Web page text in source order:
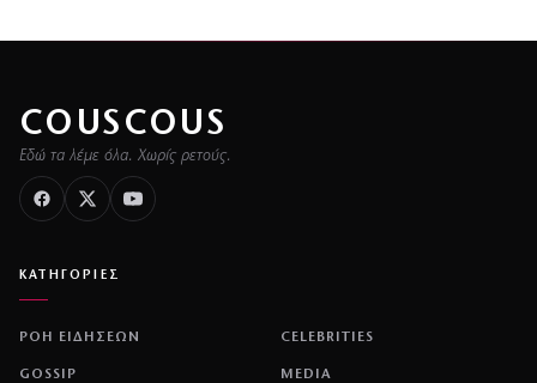
COUSCOUS
Εδώ τα λέμε όλα. Χωρίς ρετούς.
ΚΑΤΗΓΟΡΙΕΣ
ΡΟΗ ΕΙΔΗΣΕΩΝ CELEBRITIES
GOSSIP MEDIA